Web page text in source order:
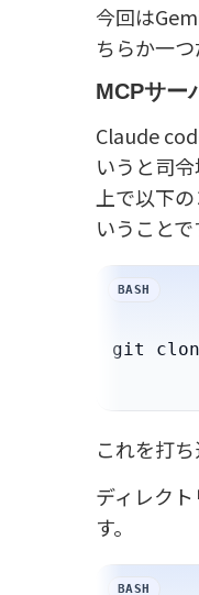
今回は
ちらか一つ
MCPサー
Claude
いうと司
上で以下
いうこと
これを打
ディレク
す。